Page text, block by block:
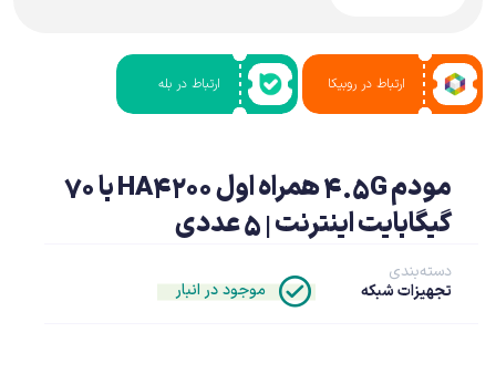
ارتباط در روبیکا ارتباط در بله
مودم 4.5G همراه اول HA4200 با 70
گیگابایت اینترنت | 5 عددی
موجود در انبار
دسته‌بندی
تجهیزات شبکه